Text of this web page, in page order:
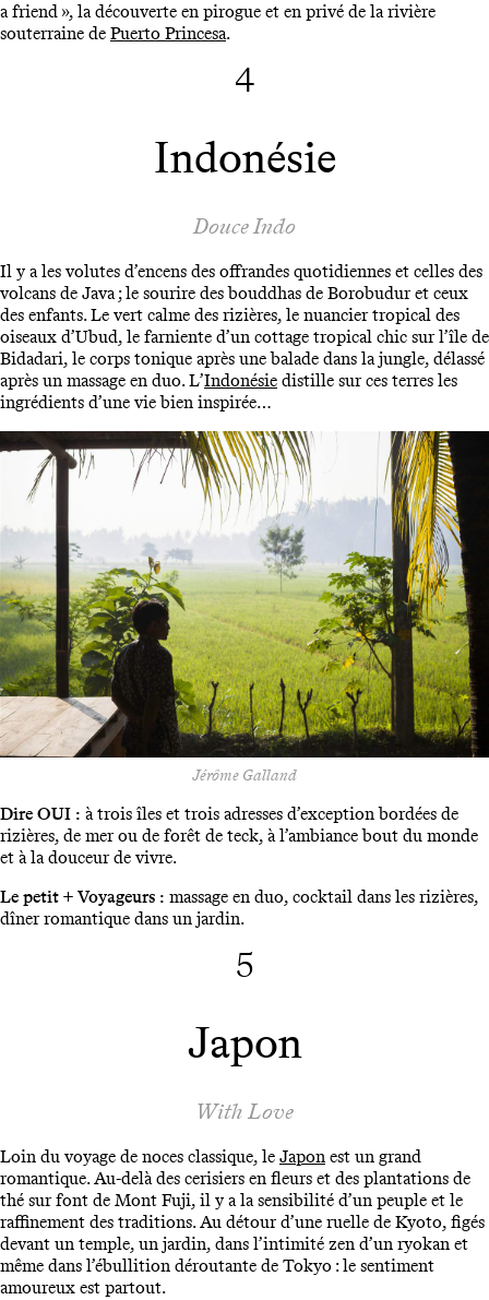
a friend », la découverte en pirogue et en privé de la rivière
souterraine de Puerto Princesa.
4
Indonésie
Douce Indo
Il y a les volutes d’encens des offrandes quotidiennes et celles des
volcans de Java ; le sourire des bouddhas de Borobudur et ceux
des enfants. Le vert calme des rizières, le nuancier tropical des
oiseaux d’Ubud, le farniente d’un cottage tropical chic sur l’île de
Bidadari, le corps tonique après une balade dans la jungle, délassé
après un massage en duo. L’Indonésie distille sur ces terres les
ingrédients d’une vie bien inspirée…
Jérôme Galland
Dire OUI : à trois îles et trois adresses d’exception bordées de
rizières, de mer ou de forêt de teck, à l’ambiance bout du monde
et à la douceur de vivre.
Le petit + Voyageurs : massage en duo, cocktail dans les rizières,
dîner romantique dans un jardin.
5
Japon
With Love
Loin du voyage de noces classique, le Japon est un grand
romantique. Au-delà des cerisiers en fleurs et des plantations de
thé sur font de Mont Fuji, il y a la sensibilité d’un peuple et le
raffinement des traditions. Au détour d’une ruelle de Kyoto, figés
devant un temple, un jardin, dans l’intimité zen d’un ryokan et
même dans l’ébullition déroutante de Tokyo : le sentiment
amoureux est partout.